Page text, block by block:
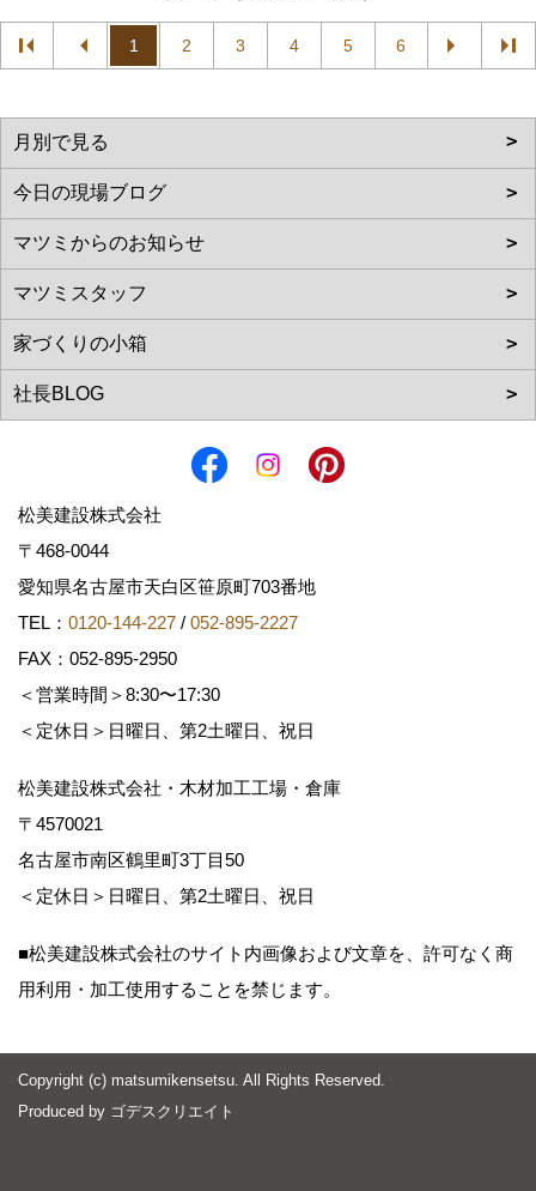
1 2 3 4 5 6
松美建設株式会社
〒468-0044
愛知県名古屋市天白区笹原町703番地
TEL： 0120-144-227 / 052-895-2227
FAX：052-895-2950
＜営業時間＞8:30〜17:30
＜定休日＞日曜日、第2土曜日、祝日
松美建設株式会社・木材加工工場・倉庫
〒4570021
名古屋市南区鶴里町3丁目50
＜定休日＞日曜日、第2土曜日、祝日
■松美建設株式会社のサイト内画像および文章を、許可なく商
用利用・加工使用することを禁じます。
Copyright (c) matsumikensetsu. All Rights Reserved.
Produced by ゴデスクリエイト